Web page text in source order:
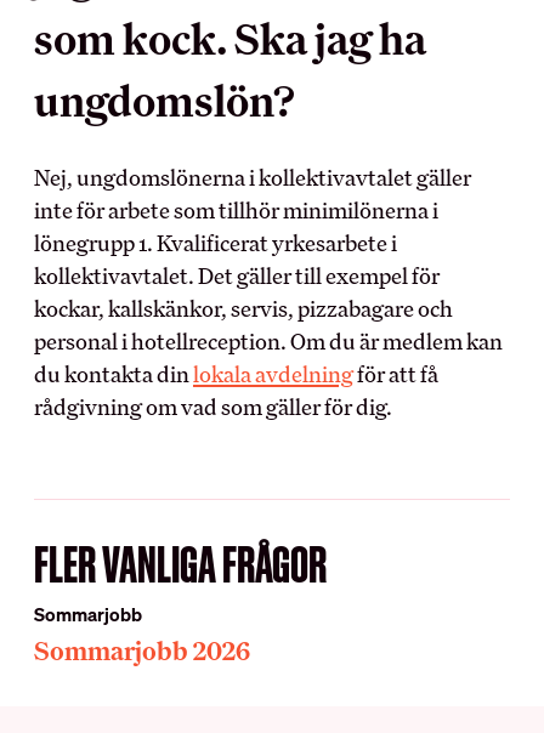
MEDLEMSKAPET
Medlemsförmåner
Förtroendevald
Utbildningar
Försäkringar
Inkomst­försäkring
Pensionärsmedlem
Studerandemedlem
Ung i HRF
Uppdragsredovisning
RÅD OCH STÖD
Vanliga frågor
DIN LÖN
BRANSCH OCH
Myndighet
Skolinformation
Stipendium
Besöksnäringens
forsknings- och
utvecklingsfond (BFUF)
Utbildningsrådet för Hotell
och Restauranger
ARBETSGIVARE
Teckna kollektivavtal
som kock. Ska jag ha
ungdomslön?
Nej, ungdomslönerna i kollektivavtalet gäller
inte för arbete som tillhör minimilönerna i
lönegrupp 1. Kvalificerat yrkesarbete i
kollektivavtalet. Det gäller till exempel för
kockar, kallskänkor, servis, pizzabagare och
personal i hotellreception. Om du är medlem kan
du kontakta dinlokala avdelningför att få
rådgivning om vad som gäller för dig.
FLER VANLIGA FRÅGOR
Sommarjobb
Sommarjobb 2026